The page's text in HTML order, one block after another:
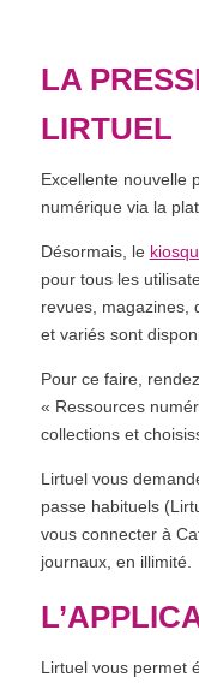
LA
LIRTUEL
Excellente nouvelle
numérique via la
Désormais, le
pour tous les
revues, magazines,
et variés sont
Pour ce faire,
« Ressources
collections et
Lirtuel vous
passe habituels
vous connecter à
journaux, en illimité.
Lirtuel vous permet